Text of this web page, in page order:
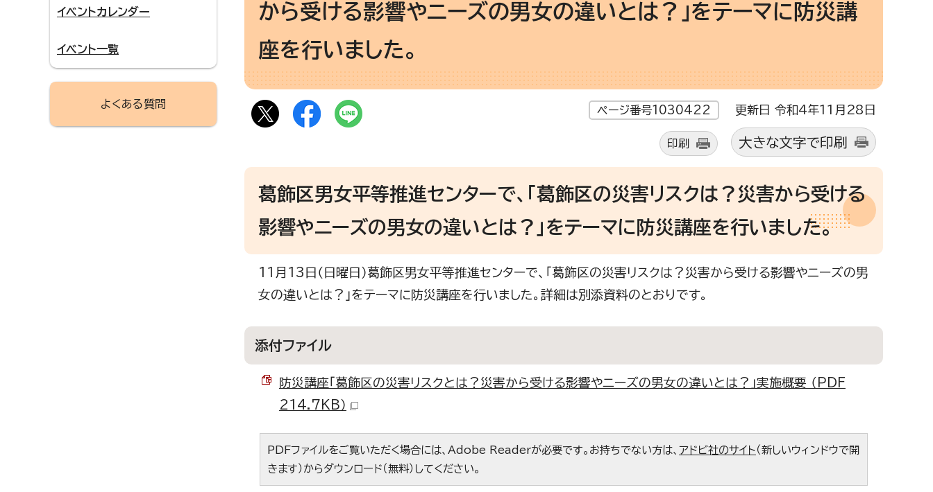
から受ける影響やニーズの男女の違いとは？」をテーマに防災講
座を行いました。
ページ番号1030422 更新日 令和4年11月28日
印刷 大きな文字で印刷
葛飾区男女平等推進センターで、「葛飾区の災害リスクは？災害から受ける
影響やニーズの男女の違いとは？」をテーマに防災講座を行いました。
11月13日（日曜日）葛飾区男女平等推進センターで、「葛飾区の災害リスクは？災害から受ける影響やニーズの男
女の違いとは？」をテーマに防災講座を行いました。詳細は別添資料のとおりです。
添付ファイル
防災講座「葛飾区の災害リスクとは？災害から受ける影響やニーズの男女の違いとは？」実施概要 （PDF
214.7KB）
PDFファイルをご覧いただく場合には、Adobe Readerが必要です。お持ちでない方は、 アドビ社のサイト（新しいウィンドウで開
きます）からダウンロード（無料）してください。
イベントカレンダー
イベント一覧
よくある質問